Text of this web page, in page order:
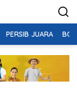
PERSIB JUARA